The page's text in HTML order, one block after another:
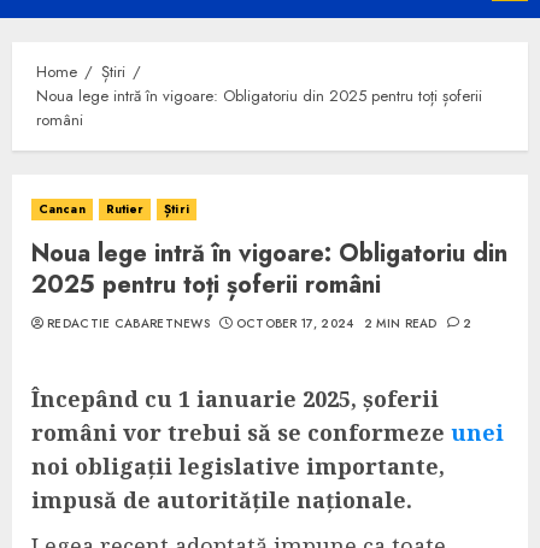
Menu
Home
Știri
Noua lege intră în vigoare: Obligatoriu din 2025 pentru toți șoferii
români
Cancan Rutier Știri
Noua lege intră în vigoare: Obligatoriu din
2025 pentru toți șoferii români
REDACTIE CABARETNEWS OCTOBER 17, 2024 2 MIN READ 2
Începând cu 1 ianuarie 2025, șoferii
români vor trebui să se conformeze unei
noi obligații legislative importante,
impusă de autoritățile naționale.